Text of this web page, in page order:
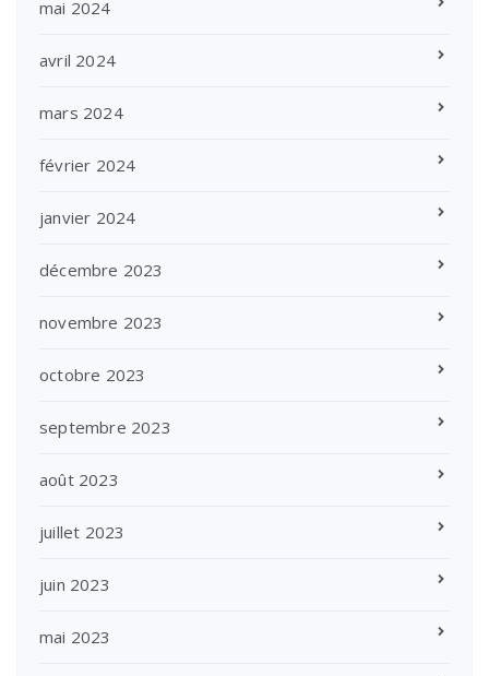
mai 2024
avril 2024
mars 2024
février 2024
janvier 2024
décembre 2023
novembre 2023
octobre 2023
septembre 2023
août 2023
juillet 2023
juin 2023
mai 2023